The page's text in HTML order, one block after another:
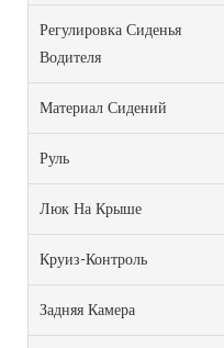
Регулировка Сиденья
Водителя
Материал Сидений
Руль
Люк На Крыше
Круиз-Контроль
Задняя Камера